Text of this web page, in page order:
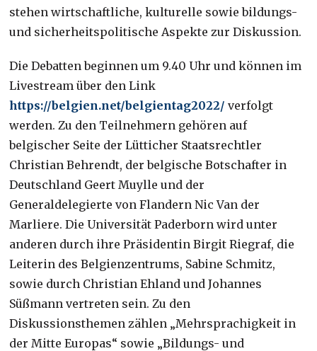
stehen wirtschaftliche, kulturelle sowie bildungs-
und sicherheitspolitische Aspekte zur Diskussion.
Die Debatten beginnen um 9.40 Uhr und können im
Livestream über den Link
https://belgien.net/belgientag2022/ verfolgt
werden. Zu den Teilnehmern gehören auf
belgischer Seite der Lütticher Staatsrechtler
Christian Behrendt, der belgische Botschafter in
Deutschland Geert Muylle und der
Generaldelegierte von Flandern Nic Van der
Marliere. Die Universität Paderborn wird unter
anderen durch ihre Präsidentin Birgit Riegraf, die
Leiterin des Belgienzentrums, Sabine Schmitz,
sowie durch Christian Ehland und Johannes
Süßmann vertreten sein. Zu den
Diskussionsthemen zählen „Mehrsprachigkeit in
der Mitte Europas“ sowie „Bildungs- und